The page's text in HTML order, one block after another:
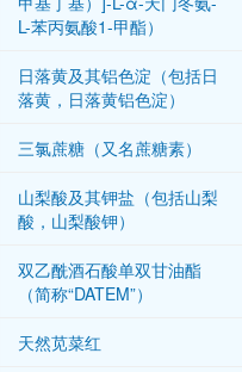
L-苯丙氨酸1-甲酯）
日落黄及其铝色淀（包括日
落黄，日落黄铝色淀）
三氯蔗糖（又名蔗糖素）
山梨酸及其钾盐（包括山梨
酸，山梨酸钾）
双乙酰酒石酸单双甘油酯
（简称“DATEM”）
天然苋菜红